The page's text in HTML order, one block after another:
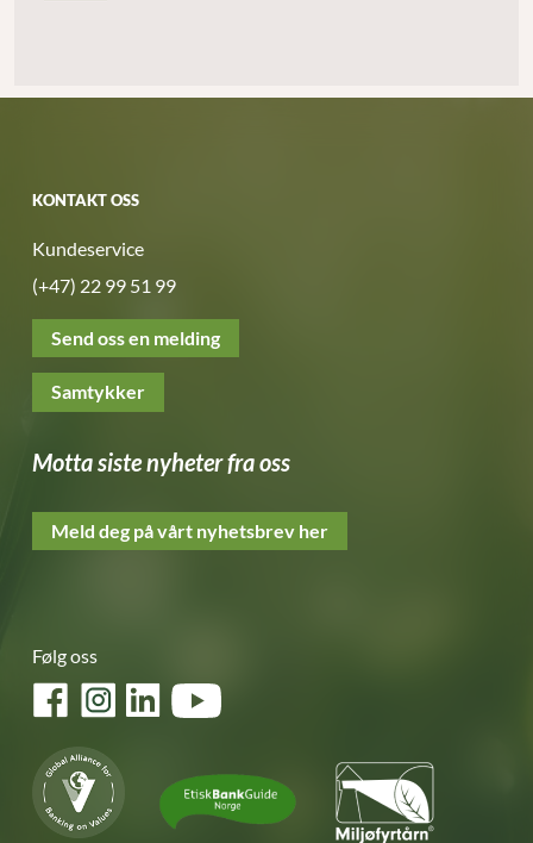
KONTAKT OSS
Kundeservice
(+47) 22 99 51 99
Send oss en melding
Samtykker
Motta siste nyheter fra oss
Meld deg på vårt nyhetsbrev her
Følg oss
FacebookInstagramLinkedInYouTube